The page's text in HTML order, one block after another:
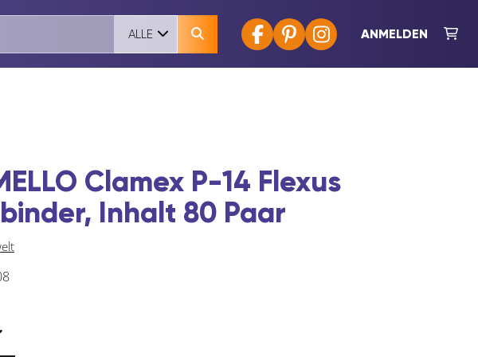
ANMELDEN
ALLE
Clamex P-14 Flexus
Inhalt 80 Paar